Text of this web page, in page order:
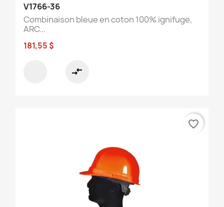
V1766-36
Combinaison bleue en coton 100% ignifuge,
ARC...
181,55 $
compare_arrows
favorite_border